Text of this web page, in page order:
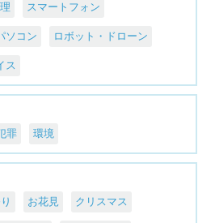
スマートフォン
ソコン ロボット・ドローン
ス
罪 環境
お花見 クリスマス